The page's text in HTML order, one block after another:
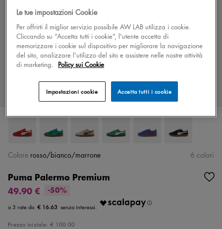
Puma Palermo Premium
49.90 €
-50%
€ 16.63
Prezzo iniziale: € 100.00
Colore rosso/bianco/marrone 6 colori
Le tue impostazioni Cookie
Per offrirti il miglior servizio possibile AW LAB utilizza i cookie.
Cliccando su “Accetta tutti i cookie”, l'utente accetta di
memorizzare i cookie sul dispositivo per migliorare la navigazione
del sito, analizzare l'utilizzo del sito e assistere nelle nostre attività
di marketing. Policy sui Cookie
Accetta tutti i cookie
Impostazioni cookie